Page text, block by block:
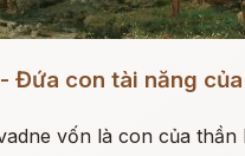
Đứa con tài năng
vốn là con của thần